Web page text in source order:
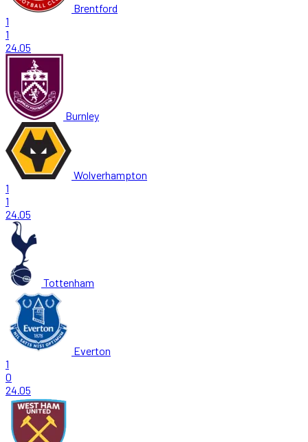
Brentford
1
1
24.05
Burnley
Wolverhampton
1
1
24.05
Tottenham
Everton
1
0
24.05